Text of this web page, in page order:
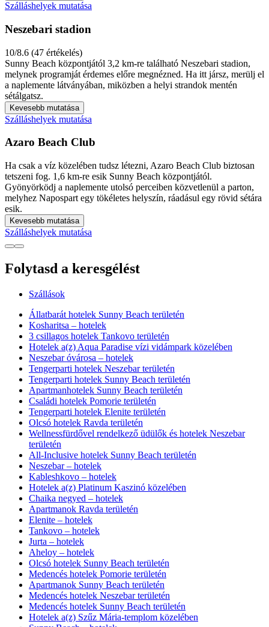
Szálláshelyek mutatása
Neszebari stadion
10/8.6 (47 értékelés)
Sunny Beach központjától 3,2 km-re található Neszebari stadion,
melynek programját érdemes előre megnézned. Ha itt jársz, merülj el
a naplemente látványában, miközben a helyi strandok mentén
sétálgatsz.
Kevesebb mutatása
Szálláshelyek mutatása
Azaro Beach Club
Ha csak a víz közelében tudsz létezni, Azaro Beach Club biztosan
tetszeni fog. 1,6 km-re esik Sunny Beach központjától.
Gyönyörködj a naplemente utolsó perceiben közvetlenül a parton,
melyhez Napospart egy tökéletes helyszín, ráadásul egy rövid sétára
esik.
Kevesebb mutatása
Szálláshelyek mutatása
Folytasd a keresgélést
Szállások
Állatbarát hotelek Sunny Beach területén
Kosharitsa – hotelek
3 csillagos hotelek Tankovo területén
Hotelek a(z) Aqua Paradise vízi vidámpark közelében
Neszebar óvárosa – hotelek
Tengerparti hotelek Neszebar területén
Tengerparti hotelek Sunny Beach területén
Apartmanhotelek Sunny Beach területén
Családi hotelek Pomorie területén
Tengerparti hotelek Elenite területén
Olcsó hotelek Ravda területén
Wellnessfürdővel rendelkező üdülők és hotelek Neszebar
területén
All-Inclusive hotelek Sunny Beach területén
Neszebar – hotelek
Kableshkovo – hotelek
Hotelek a(z) Platinum Kaszinó közelében
Chaika negyed – hotelek
Apartmanok Ravda területén
Elenite – hotelek
Tankovo – hotelek
Jurta – hotelek
Aheloy – hotelek
Olcsó hotelek Sunny Beach területén
Medencés hotelek Pomorie területén
Apartmanok Sunny Beach területén
Medencés hotelek Neszebar területén
Medencés hotelek Sunny Beach területén
Hotelek a(z) Szűz Mária-templom közelében